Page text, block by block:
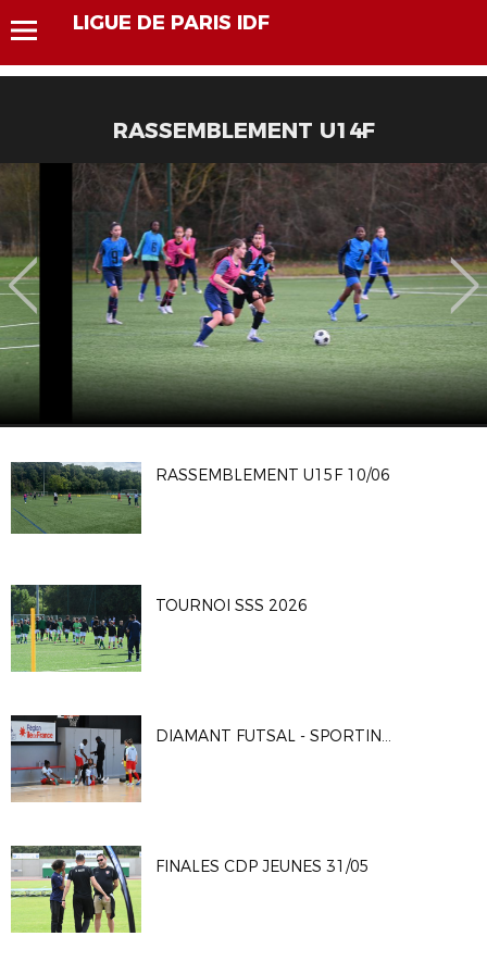
LIGUE DE PARIS IDF
RASSEMBLEMENT U14F
RASSEMBLEMENT U15F 10/06
TOURNOI SSS 2026
DIAMANT FUTSAL - SPORTING CLUB PARIS 4-2
FINALES CDP JEUNES 31/05